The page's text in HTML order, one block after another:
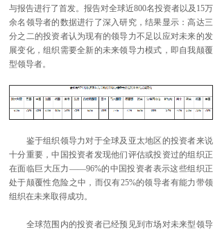
与报告进行了首发。报告对全球近800名投资者以及15万
余名领导者的数据进行了深入研究，结果显示：高达三
分之二的投资者认为现有的领导力不足以应对未来的发
展变化，组织需要全新的未来领导力模式，即自我颠覆
型领导者。
鉴于组织领导力对于全球及亚太地区的投资者来说
十分重要，中国投资者发现他们评估或投资过的组织正
在面临巨大压力——96%的中国投资者表示这些组织正
处于颠覆性危险之中，而仅有25%的领导者有能力带领
组织在未来取得成功。
全球范围内的投资者已经预见到市场对未来型领导